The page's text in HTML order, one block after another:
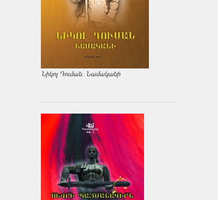
Նիկոլ Դուման. Նամականի